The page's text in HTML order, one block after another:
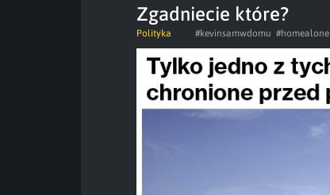
Zgadniecie które?
Polityka #kevinsamwdomu #homealone